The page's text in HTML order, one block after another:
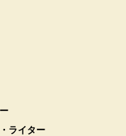
ライター